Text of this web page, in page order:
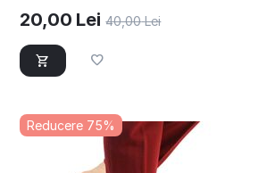
20,00 Lei 40,00 Lei
Reducere 75%